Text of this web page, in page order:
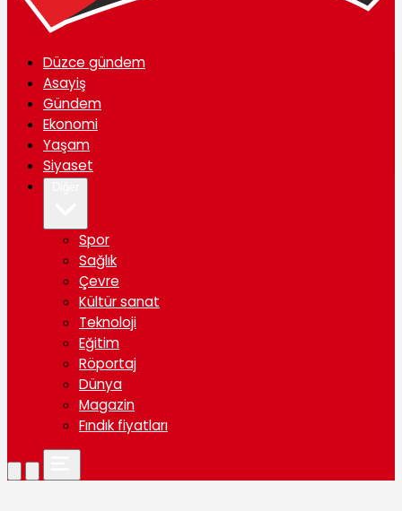
Düzce gündem
Asayiş
Gündem
Ekonomi
Yaşam
Siyaset
Spor
Sağlık
Çevre
Kültür sanat
Teknoloji
Eğitim
Röportaj
Dünya
Magazin
Fındık fiyatları